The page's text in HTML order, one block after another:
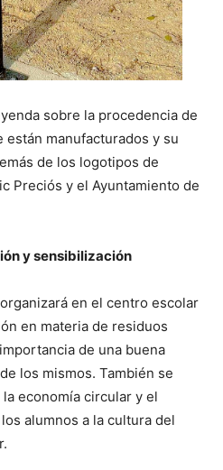
sobre la procedencia de
están manufacturados y su
de los logotipos de
Preciós y el Ayuntamiento de
y sensibilización
en el centro escolar
en materia de residuos
de una buena
los mismos. También se
economía circular y el
alumnos a la cultura del